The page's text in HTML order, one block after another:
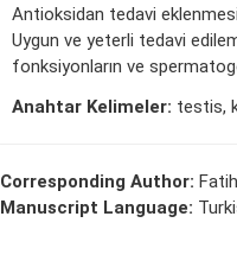
Antioksidan tedavi
Uygun ve yeterli tedavi
fonksiyonların ve
Anahtar Kelimeler: testis,
Corresponding Author:
Manuscript Language: